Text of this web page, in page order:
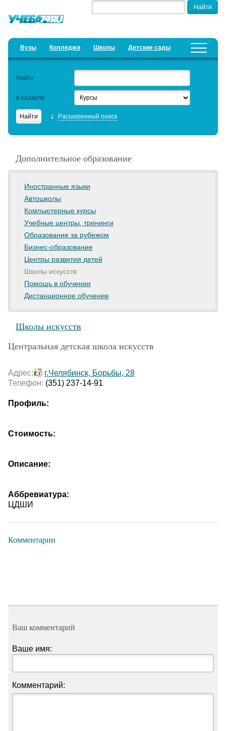
Вузы Колледжи Школы Детские сады
Добавить уч. заведение Предложить новость
Актуальные статьи
Найти
в разделе
Расширенный поиск
Дополнительное образование
Иностранные языки
Автошколы
Компьютерные курсы
Учебные центры, тренинги
Образование за рубежом
Бизнес-образование
Центры развития детей
Школы искусств
Помощь в обучении
Дистанционное обучение
Школы искусств
Центральная детская школа искусств
Адрес:
г.Челябинск, Борьбы, 28
Телефон: (351) 237-14-91
Профиль:
Стоимость:
Описание:
Аббревиатура:
ЦДШИ
Комментарии
Ваш комментарий
Ваше имя:
Комментарий: